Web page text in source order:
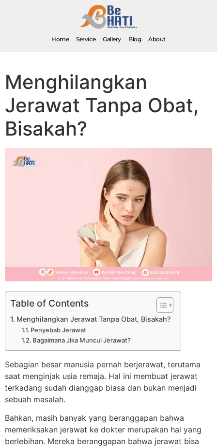
Home Service Gallery Blog About
Menghilangkan
Jerawat Tanpa Obat,
Bisakah?
Table of Contents
Menghilangkan Jerawat Tanpa Obat, Bisakah?
Penyebab Jerawat
Bagaimana Jika Muncul Jerawat?
Sebagian besar manusia pernah berjerawat, terutama
saat menginjak usia remaja. Hal ini membuat jerawat
terkadang sudah dianggap biasa dan bukan menjadi
sebuah masalah.
Bahkan, masih banyak yang beranggapan bahwa
memeriksakan jerawat ke dokter merupakan hal yang
berlebihan. Mereka beranggapan bahwa jerawat bisa